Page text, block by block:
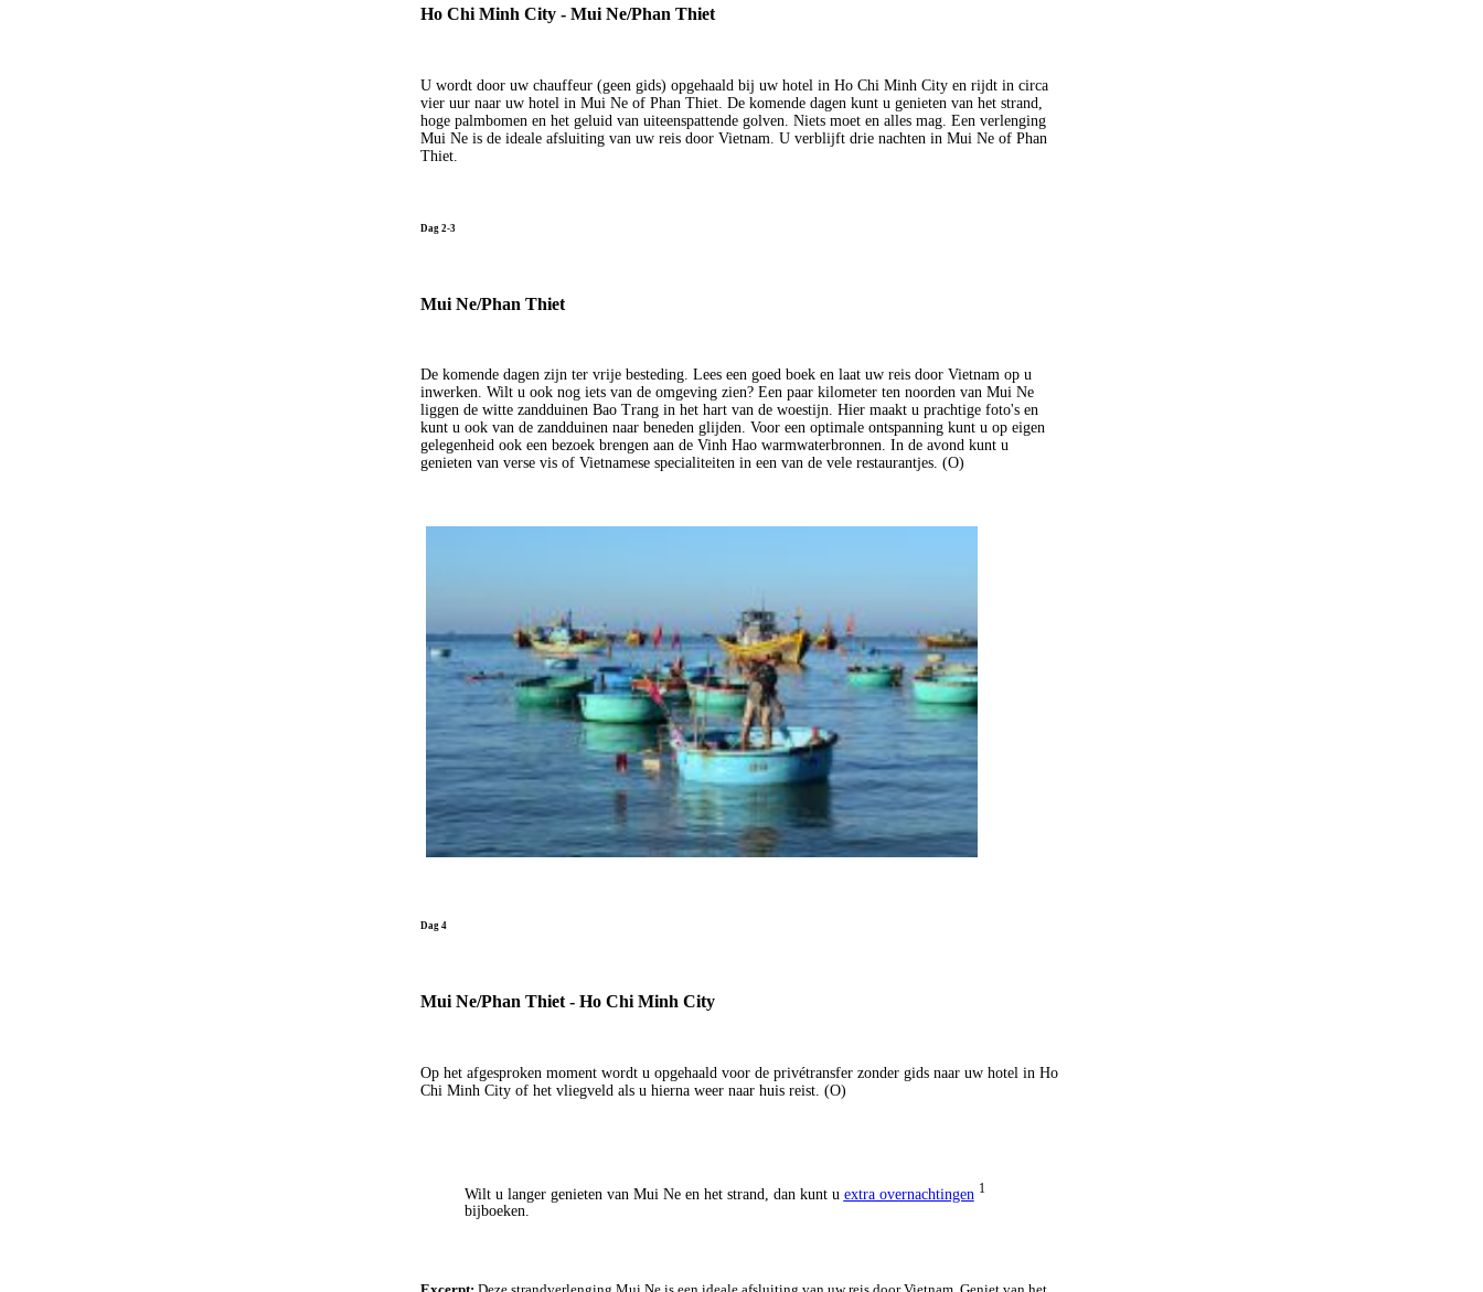
Ho Chi Minh City - Mui Ne/Phan Thiet
U wordt door uw chauffeur (geen gids) opgehaald bij uw hotel in Ho Chi Minh City en rijdt in circa
vier uur naar uw hotel in Mui Ne of Phan Thiet. De komende dagen kunt u genieten van het strand,
hoge palmbomen en het geluid van uiteenspattende golven. Niets moet en alles mag. Een verlenging
Mui Ne is de ideale afsluiting van uw reis door Vietnam. U verblijft drie nachten in Mui Ne of Phan
Thiet.
Dag 2-3
Mui Ne/Phan Thiet
De komende dagen zijn ter vrije besteding. Lees een goed boek en laat uw reis door Vietnam op u
inwerken. Wilt u ook nog iets van de omgeving zien? Een paar kilometer ten noorden van Mui Ne
liggen de witte zandduinen Bao Trang in het hart van de woestijn. Hier maakt u prachtige foto's en
kunt u ook van de zandduinen naar beneden glijden. Voor een optimale ontspanning kunt u op eigen
gelegenheid ook een bezoek brengen aan de Vinh Hao warmwaterbronnen. In de avond kunt u
genieten van verse vis of Vietnamese specialiteiten in een van de vele restaurantjes. (O)
Dag 4
Mui Ne/Phan Thiet - Ho Chi Minh City
Op het afgesproken moment wordt u opgehaald voor de privétransfer zonder gids naar uw hotel in Ho
Chi Minh City of het vliegveld als u hierna weer naar huis reist. (O)
Wilt u langer genieten van Mui Ne en het strand, dan kunt u extra overnachtingen 1
bijboeken.